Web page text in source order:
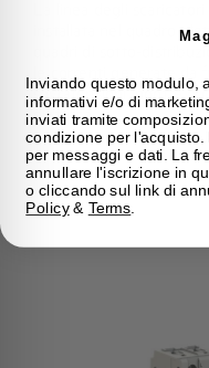
installata nel quadro
quadri di sotto-
sovratensioni indotte o
elettrica.
Inviando questo modulo,
informativi e/o di
inviati tramite
condizione per
per messaggi e dati. La
annullare l'iscrizione in
o cliccando sul link di
Policy& Terms